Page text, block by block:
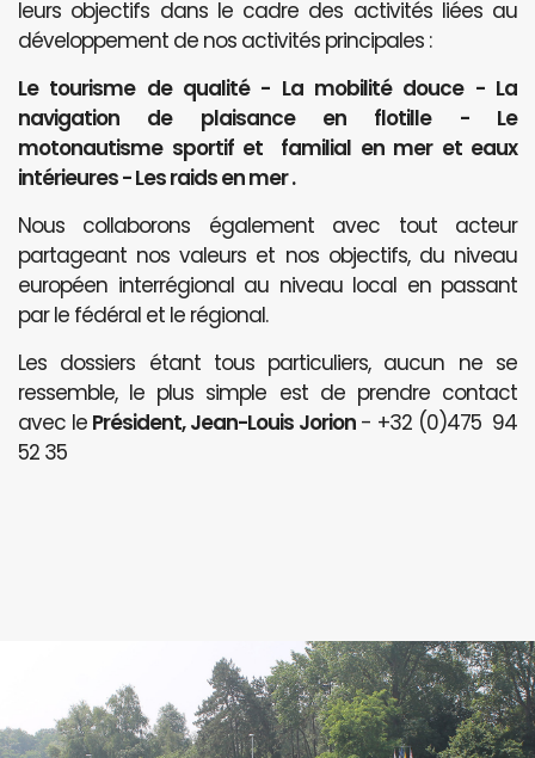
leurs objectifs dans le cadre des activités liées au
développement de nos activités principales :
Le tourisme de qualité - La mobilité douce - La
navigation de plaisance en flotille - Le
motonautisme sportif et familial en mer et eaux
intérieures - Les raids en mer .
Nous collaborons également avec tout acteur
partageant nos valeurs et nos objectifs, du niveau
européen interrégional au niveau local en passant
par le fédéral et le régional.
Les dossiers étant tous particuliers, aucun ne se
ressemble, le plus simple est de prendre contact
avec le Président, Jean-Louis Jorion- +32 (0)475 94
52 35